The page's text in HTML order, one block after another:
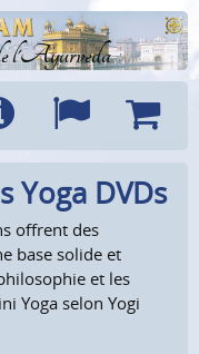
l'Ayurveda
LanguesPanier
Yoga DVDs
offrent des
base solide et
et les
Yoga selon Yogi